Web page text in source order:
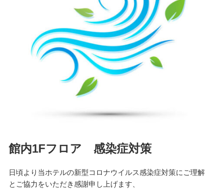
館内1Fフロア 感染症対策
日頃より当ホテルの新型コロナウイルス感染症対策にご理解
とご協力をいただき感謝申し上げます、